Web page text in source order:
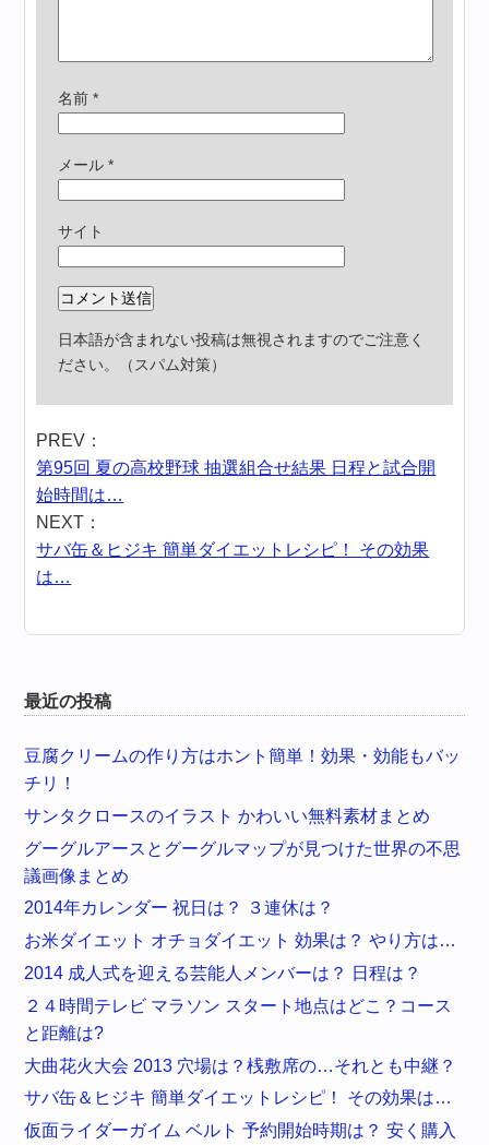
名前*
メール*
サイト
日本語が含まれない投稿は無視されますのでご注意く
ださい。（スパム対策）
PREV：
第95回 夏の高校野球 抽選組合せ結果 日程と試合開
始時間は…
NEXT：
サバ缶＆ヒジキ 簡単ダイエットレシピ！ その効果
は…
最近の投稿
豆腐クリームの作り方はホント簡単！効果・効能もバッ
チリ！
サンタクロースのイラスト かわいい無料素材まとめ
グーグルアースとグーグルマップが見つけた世界の不思
議画像まとめ
2014年カレンダー 祝日は？ ３連休は？
お米ダイエット オチョダイエット 効果は？ やり方は…
2014 成人式を迎える芸能人メンバーは？ 日程は？
２４時間テレビ マラソン スタート地点はどこ？コース
と距離は?
大曲花火大会 2013 穴場は？桟敷席の…それとも中継？
サバ缶＆ヒジキ 簡単ダイエットレシピ！ その効果は…
仮面ライダーガイム ベルト 予約開始時期は？ 安く購入